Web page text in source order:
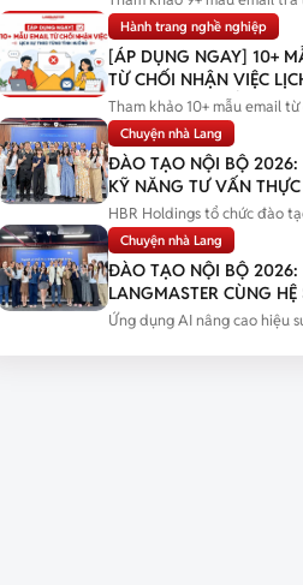
làm việc bằng tiếng Anh kèm
Hành trang nghề nghiệp
[ÁP DỤNG NGAY] 10+
TỪ CHỐI NHẬN VIỆC
TỪNG TÌNH HUỐNG
Tham khảo 10+ mẫu email
việc lịch sự theo từng tình
Chuyện nhà Lang
ĐÀO TẠO NỘI BỘ 2026:
KỸ NĂNG TƯ VẤN
ĐỘI NGŨ SALES
HBR Holdings tổ chức đào
cao kỹ năng tư vấn thực
Chuyện nhà Lang
ĐÀO TẠO NỘI BỘ 2026:
LANGMASTER CÙNG
HBR HOLDINGS NÂNG
Ứng dụng AI nâng cao hiệu